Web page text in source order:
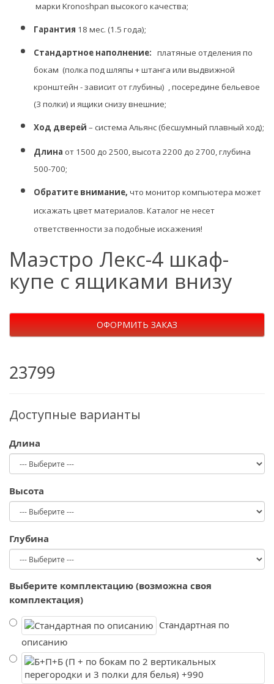
марки Kronoshpan высокого качества;
Гарантия 18 мес. (1.5 года);
Стандартное наполнение: платяные отделения по
бокам (полка под шляпы + штанга или выдвижной
кронштейн - зависит от глубины) , посередине бельевое
(3 полки) и ящики снизу внешние;
Ход дверей – система Альянс (бесшумный плавный ход);
Длина от 1500 до 2500, высота 2200 до 2700, глубина
500-700;
Обратите внимание, что монитор компьютера может
искажать цвет материалов. Каталог не несет
ответственности за подобные искажения!
Маэстро Лекс-4 шкаф-
купе с ящиками внизу
ОФОРМИТЬ ЗАКАЗ
23799
Доступные варианты
Длина
Высота
Глубина
Выберите комплектацию (возможна своя
комплектация)
Стандартная по
описанию